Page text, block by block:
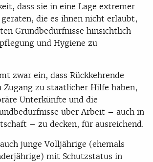
dass sie in eine Lage extremer
die es ihnen nicht erlaubt,
Grundbedürfnisse hinsichtlich
und Hygiene zu
zwar ein, dass Rückkehrende
Zugang zu staatlicher Hilfe haben,
Unterkünfte und die
über Arbeit – auch in
– zu decken, für ausreichend.
junge Volljährige (ehemals
mit Schutzstatus in